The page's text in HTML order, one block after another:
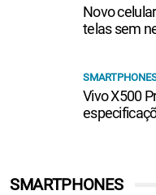
SMARTPHONES
Novo
telas sem
Vivo X500